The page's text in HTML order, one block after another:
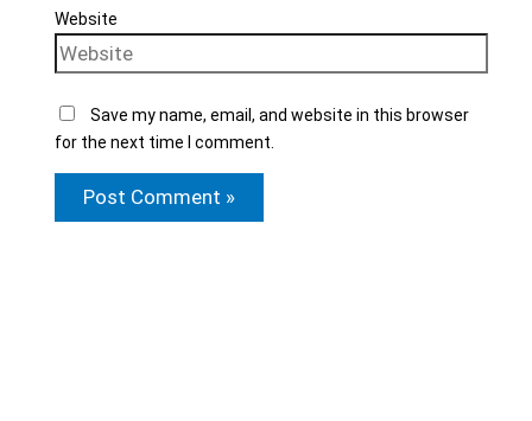
Website
Save my name, email, and website in this browser
for the next time I comment.